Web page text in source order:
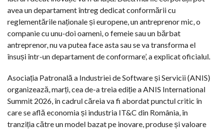
avea un departament întreg dedicat conformării cu
reglementările naționale și europene, un antreprenor mic, o
companie cu unu-doi oameni, o femeie sau un bărbat
antreprenor, nu va putea face asta sau se va transforma el
însuși într-un departament de conformare’, a explicat oficialul.
Asociația Patronală a Industriei de Software și Servicii (ANIS)
organizează, marți, cea de-a treia ediție a ANIS International
Summit 2026, în cadrul căreia va fi abordat punctul critic în
care se află economia și industria IT&C din România, în
tranziția către un model bazat pe inovare, produse și valoare